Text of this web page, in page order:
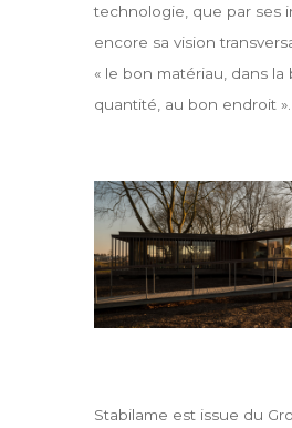
technologie, que par ses
encore sa vision
« le bon matériau, dans la
quantité, au bon endroit »…
Stabilame est issue du